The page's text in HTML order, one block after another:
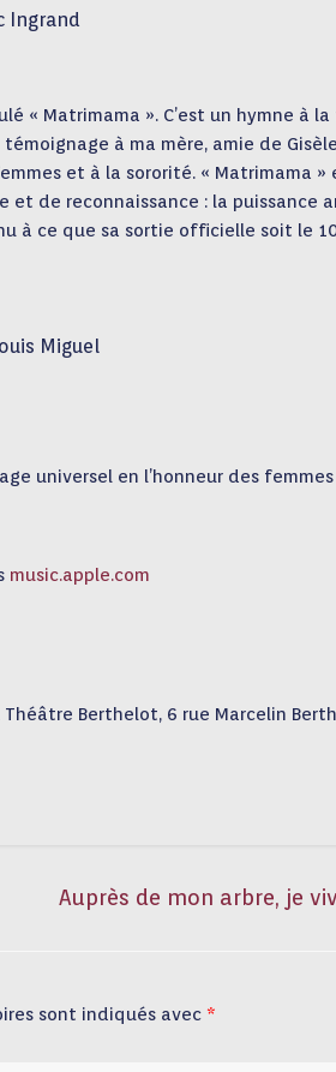
Ingrand
Matrimama ». C’est un hymne à la
à ma mère, amie de
et à la sororité. « Matrimama
et de reconnaissance : la puissance
à ce que sa sortie officielle soit le
Miguel
universel en l’honneur des
music.apple.com
Berthelot, 6 rue Marcelin
Auprès de mon arbre, je
sont indiqués avec *